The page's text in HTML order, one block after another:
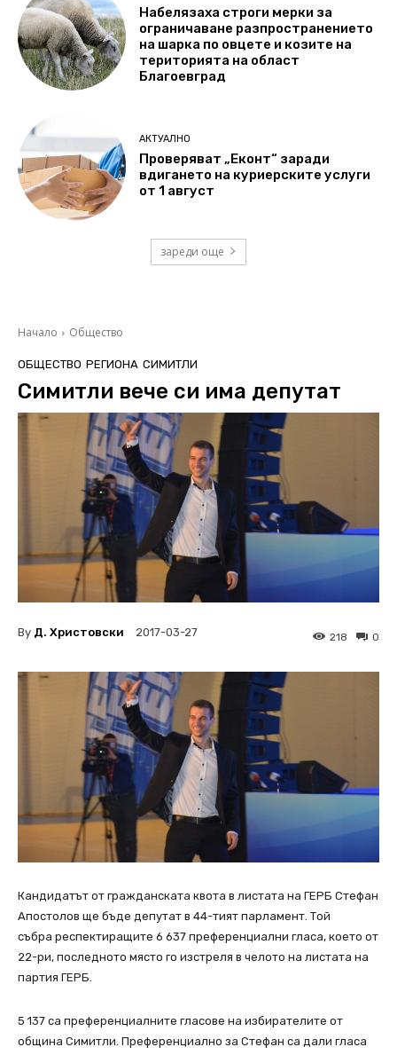
Набелязаха строги мерки за
ограничаване разпространението
на шарка по овцете и козите на
територията на област
Благоевград
АКТУАЛНО
Проверяват „Еконт“ заради
вдигането на куриерските услуги
от 1 август
зареди още